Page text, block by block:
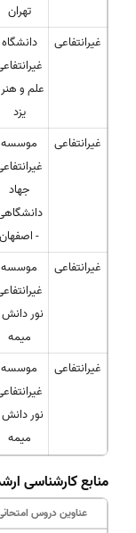
تهران
غیرانتفاعی
دانشگاه
علم و
یزد
غیرانتفاعی
موسسه
جهاد
- اصفهان
غیرانتفاعی
موسسه
نور
میمه
غیرانتفاعی
موسسه
نور
میمه
منابع کارشناسی
عناوین دروس